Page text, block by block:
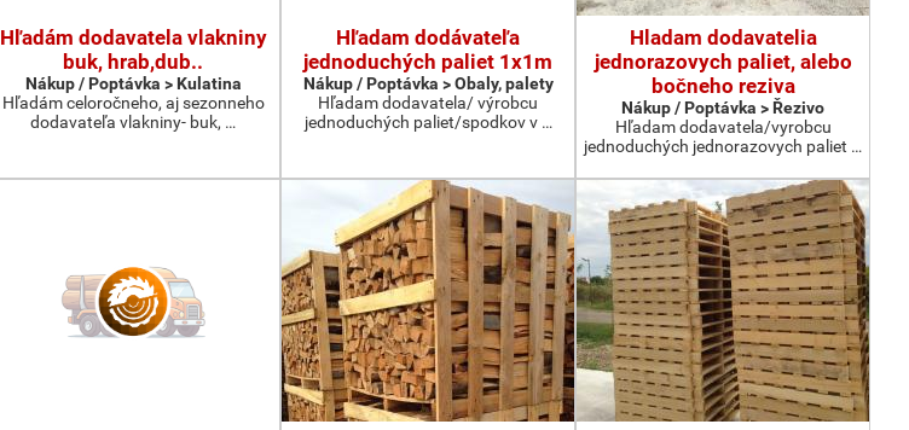
Hľadám dodavatela vlakniny
buk, hrab,dub..
Nákup / Poptávka > Kulatina
Hľadám celoročneho, aj sezonneho
dodavateľa vlakniny- buk, …
Hľadam dodávateľa
jednoduchých paliet 1x1m
Nákup / Poptávka > Obaly, palety
Hľadam dodavatela/ výrobcu
jednoduchých paliet/spodkov v …
Hladam dodavatelia
jednorazovych paliet, alebo
bočneho reziva
Nákup / Poptávka > Řezivo
Hľadam dodavatela/vyrobcu
jednoduchých jednorazovych paliet …